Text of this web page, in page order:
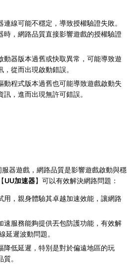
連線可能不穩定，導致授權驗證失敗。
時，網路品質直接影響遊戲的授權驗證
動器版本過舊或快取異常，可能導致遊
從而出現啟動錯誤。
動程式版本過舊也可能導致遊戲啟動失
，進而出現無許可錯誤。
器遊戲，網路品質是影響遊戲啟動與穩
UU加速器】可以有效解決網路問題：
用，親身體驗其卓越加速效能，讓網路
速服務能夠提供丟包防護功能，有效解
延遲波動問題。
降低延遲，特別是對於偏遠地區的玩
。